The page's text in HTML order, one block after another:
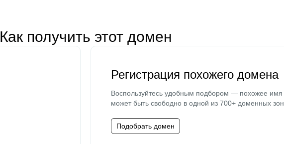
Как получить этот домен
Регистрация похожего домена
Воспользуйтесь удобным подбором — похожее имя
может быть свободно в одной из 700+ доменных зон.
Подобрать домен